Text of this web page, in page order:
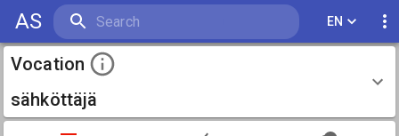
AS EN
Vocation
sähköttäjä